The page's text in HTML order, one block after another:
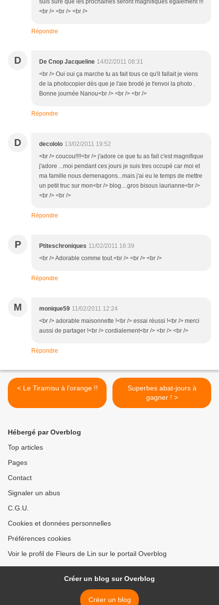
suis sure que les prochaines seront magnifiques également !!!
<br /> <br /> <br />
Répondre
D De Cnop Jacqueline 14/02/2011 08:31
<br /> Oui oui ça marche tu as fait tous ce qu'il fallait je viens
de la photocopier dès que je l'aie brodé je t'envoi la photo .
Bonne journée Nanou<br /> <br /> <br />
Répondre
D decololo 13/02/2011 19:52
<br /> coucou!!!!<br /> j'adore ce que tu as fait c'est magnifique
j'adore ...moi pendant ces jours je suis tres occupé car moi et
ma famille nous demenagons...mais j'ai eu le temps de mettre
un petit truc sur mon<br /> blog....gros bisous laurianne<br />
<br /> <br />
Répondre
P Ptiteschroniques 11/02/2011 16:39
<br /> Adorable comme tout.<br /> <br /> <br />
Répondre
M monique59 11/02/2011 12:24
<br /> adorable maisonnette !<br /> essai réussi !<br /> merci
aussi de partager !<br /> cordialement<br /> <br /> <br />
Répondre
< Le Tiramisu à l'orange !!
Superbes abat-jours à
gagner ! >
Hébergé par Overblog
Top articles
Pages
Contact
Signaler un abus
C.G.U.
Cookies et données personnelles
Préférences cookies
Voir le profil de Fleurs de Lin sur le portail Overblog
Créer un blog sur Overblog
Créer un blog